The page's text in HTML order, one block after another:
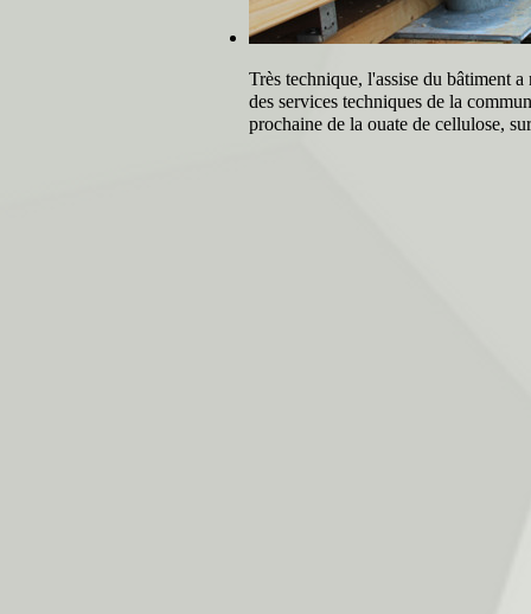
Très technique, l'assise du bâtiment
des services techniques de la
prochaine de la ouate de cellulose,